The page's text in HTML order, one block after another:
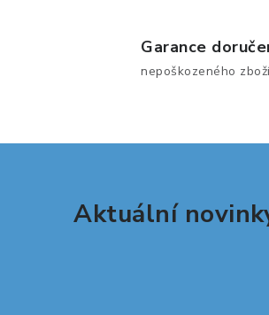
Garance
nepoškozeného
Aktuální